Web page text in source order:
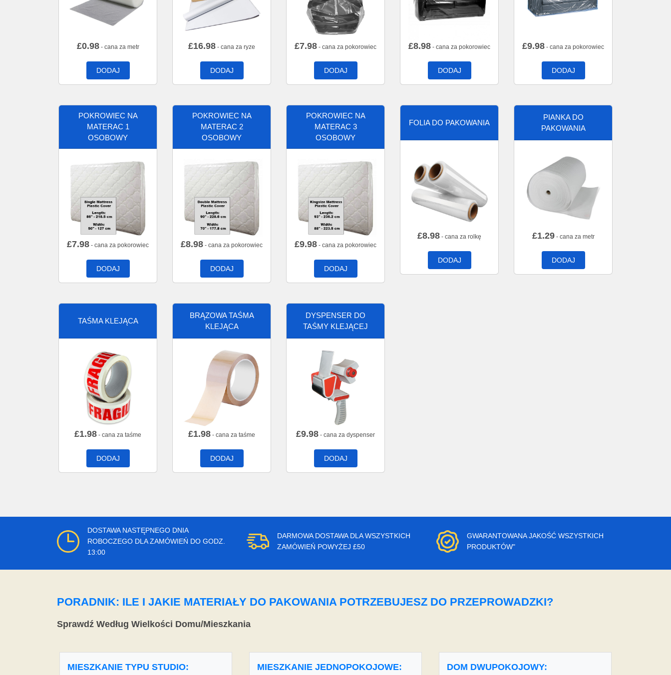
£0.98- cana za metr
DODAJ
£16.98 - cana za ryze
DODAJ
£7.98 - cana za pokorowiec
DODAJ
£8.98 - cana za pokorowiec
DODAJ
£9.98 - cana za pokorowiec
DODAJ
POKROWIEC NA
MATERAC 1
OSOBOWY
£7.98 - cana za pokorowiec
DODAJ
POKROWIEC NA
MATERAC 2
OSOBOWY
£8.98 - cana za pokorowiec
DODAJ
POKROWIEC NA
MATERAC 3
OSOBOWY
£9.98 - cana za pokorowiec
DODAJ
FOLIA DO PAKOWANIA
£8.98 - cana za rolkę
DODAJ
PIANKA DO
PAKOWANIA
£1.29- cana za metr
DODAJ
TAŚMA KLEJĄCA
£1.98 - cana za taśme
DODAJ
BRĄZOWA TAŚMA
KLEJĄCA
£1.98 - cana za taśme
DODAJ
DYSPENSER DO
TAŚMY KLEJĄCEJ
£9.98 - cana za dyspenser
DODAJ
DOSTAWA NASTĘPNEGO DNIA
ROBOCZEGO DLA ZAMÓWIEŃ DO GODZ.
13:00
DARMOWA DOSTAWA DLA WSZYSTKICH
ZAMÓWIEŃ POWYŻEJ £50
GWARANTOWANA JAKOŚĆ WSZYSTKICH
PRODUKTÓW"
PORADNIK: ILE I JAKIE MATERIAŁY DO PAKOWANIA POTRZEBUJESZ DO PRZEPROWADZKI?
Sprawdź Według Wielkości Domu/Mieszkania
MIESZKANIE TYPU STUDIO: MIESZKANIE JEDNOPOKOJOWE: DOM DWUPOKOJOWY: